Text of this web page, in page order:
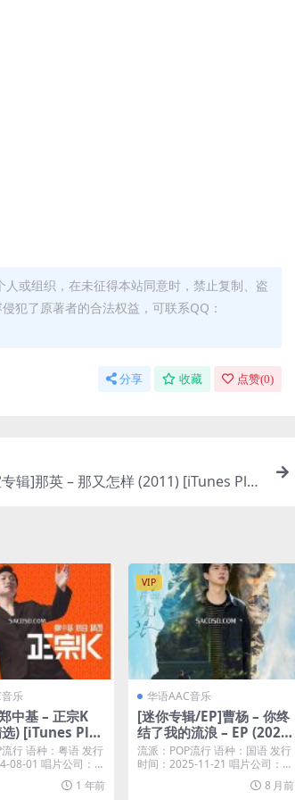
或组织，在未征得本站同意时，禁止复制、盗
犯了原著者的合法权益，可联系QQ：
分享 收藏 点赞(0)
辑]那英 – 那又怎样 (2011) [iTunes Plu
乐
中基 – 正宗K
) [iTunes Plus
行 语种：粤语 发行
08-01 唱片公司：金
1 年前
VIP
华语AAC音乐
[迷你专辑/EP]曹杨 – 你终
结了我的流浪 – EP (2025)
[iTunes Plus M4A]
流派：POP流行 语种：国语 发行
时间：2025-11-21 唱片公司：杰
8 月前